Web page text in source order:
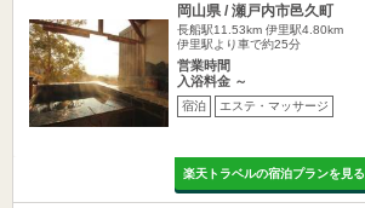
岡山県 / 瀬戸内市邑久町
長船駅11.53km 伊里駅4.80km
伊里駅より車で約25分
営業時間
入浴料金 ～
宿泊 エステ・マッサージ
楽天トラベルの宿泊プランを見る